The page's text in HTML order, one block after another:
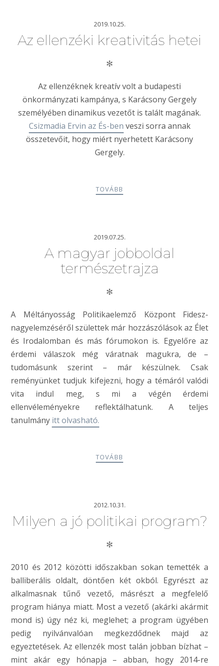
2019.10.25.
Az ellenzéki kreativitás hetei
✻
Az ellenzéknek kreatív volt a budapesti
önkormányzati kampánya, s Karácsony Gergely
személyében dinamikus vezetőt is talált magának.
Csizmadia Ervin az És-ben veszi sorra annak
összetevőit, hogy miért nyerhetett Karácsony
Gergely.
TOVÁBB
2019.07.25.
A magyar jobboldal
természetrajza
✻
A Méltányosság Politikaelemző Központ Fidesz-
nagyelemzéséről születtek már hozzászólások az Élet
és Irodalomban és más fórumokon is. Egyelőre az
érdemi válaszok még váratnak magukra, de –
tudomásunk szerint – már készülnek. Csak
reményünket tudjuk kifejezni, hogy a témáról valódi
vita indul meg, s mi a végén érdemi
ellenvéleményekre reflektálhatunk. A teljes
tanulmány itt olvasható.
TOVÁBB
2012.10.31.
Milyen a jó politikai program?
✻
2010 és 2012 közötti időszakban sokan temették a
balliberális oldalt, döntően két okból. Egyrészt az
alkalmasnak tűnő vezető, másrészt a megfelelő
program hiánya miatt. Most a vezető (akárki akármit
mond is) úgy néz ki, meglehet; a program ügyében
pedig nyilvánvalóan megkezdődnek majd az
egyeztetések. Az ellenzék most talán jobban bízhat –
mint akár egy hónapja – abban, hogy 2014-re